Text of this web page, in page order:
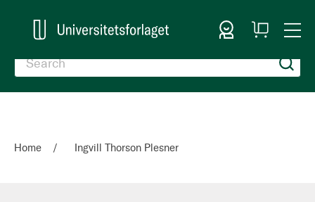
Sign In
My
Cart
Home Ingvill Thorson Plesner